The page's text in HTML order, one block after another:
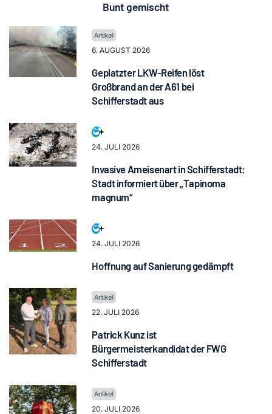
Bunt gemischt
6. AUGUST 2026
Geplatzter LKW-Reifen löst
Großbrand an der A61 bei
Schifferstadt aus
24. JULI 2026
Invasive Ameisenart in Schifferstadt:
Stadt informiert über „Tapinoma
magnum“
24. JULI 2026
Hoffnung auf Sanierung gedämpft
22. JULI 2026
Patrick Kunz ist
Bürgermeisterkandidat der FWG
Schifferstadt
20. JULI 2026